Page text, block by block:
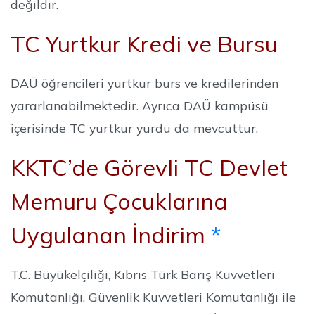
değildir.
TC Yurtkur Kredi ve Bursu
DAÜ öğrencileri yurtkur burs ve kredilerinden
yararlanabilmektedir. Ayrıca DAÜ kampüsü
içerisinde TC yurtkur yurdu da mevcuttur.
KKTC’de Görevli TC Devlet
Memuru Çocuklarına
Uygulanan İndirim *
T.C. Büyükelçiliği, Kıbrıs Türk Barış Kuvvetleri
Komutanlığı, Güvenlik Kuvvetleri Komutanlığı ile